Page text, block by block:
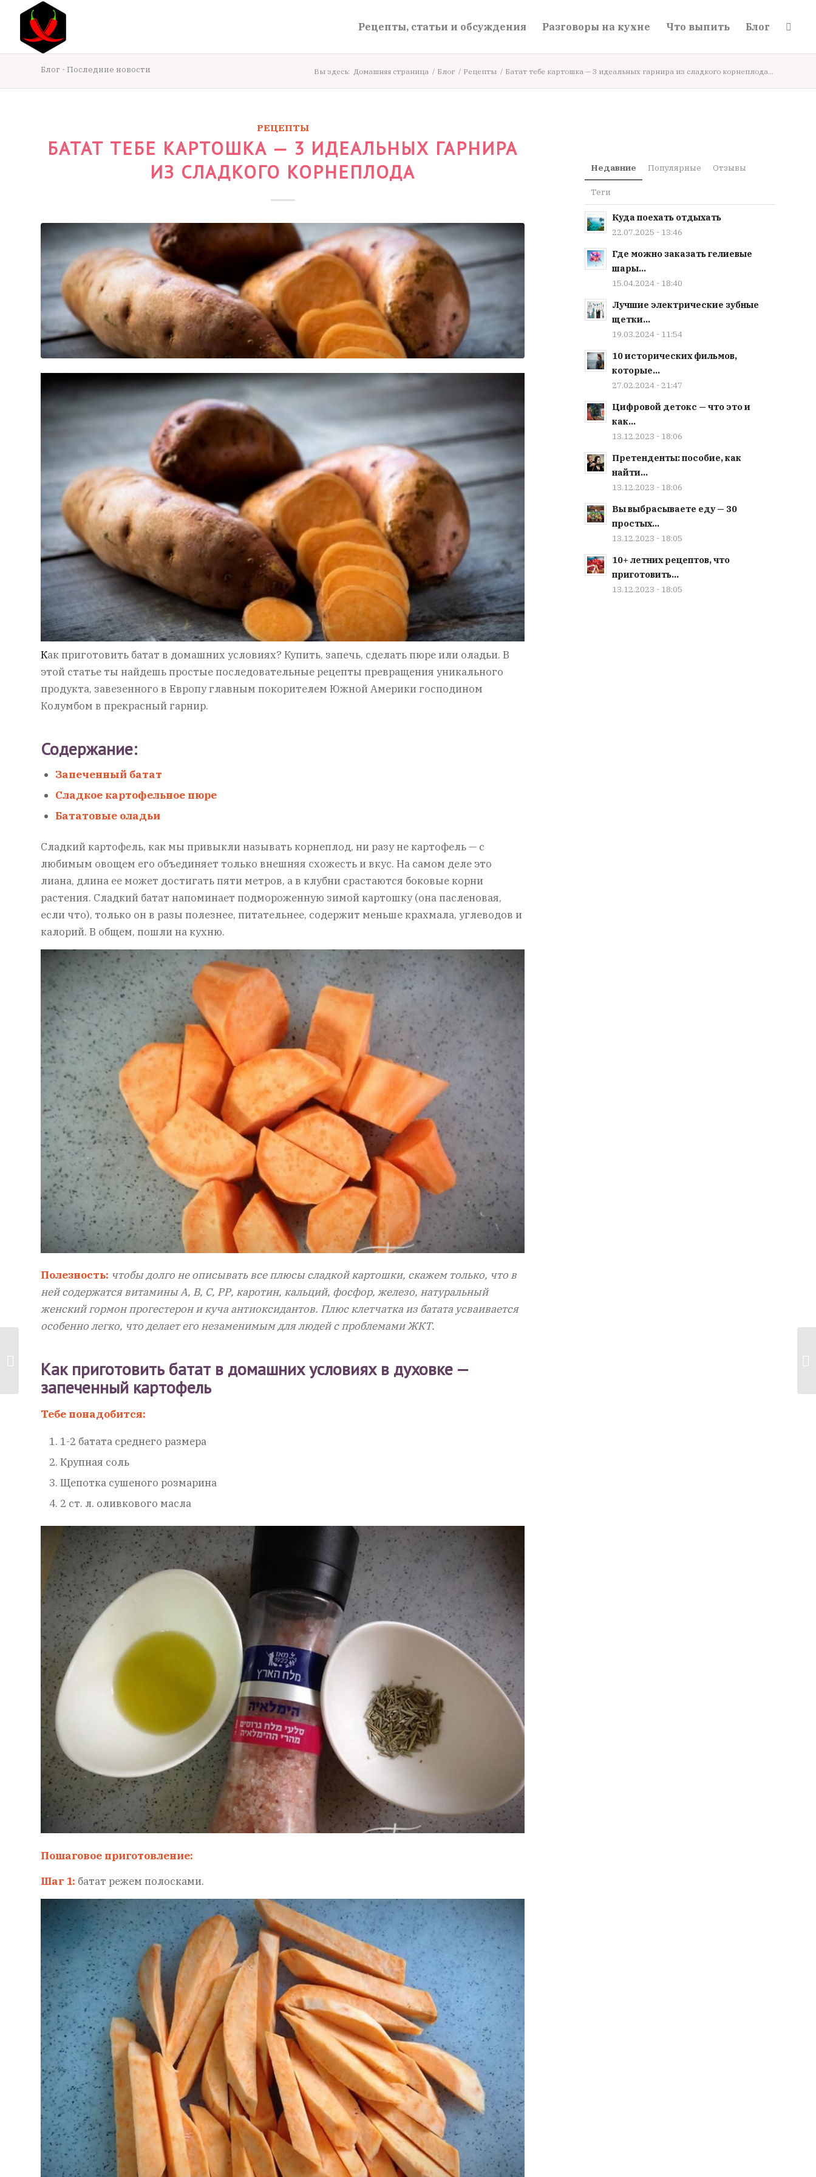
Рецепты, статьи и обсуждения Разговоры на кухне Что выпить Блог
Блог - Последние новости Вы здесь: Домашняя страница / Блог / Рецепты / Батат тебе картошка — 3 идеальных гарнира из сладкого корнеплода...
РЕЦЕПТЫ
БАТАТ ТЕБЕ КАРТОШКА — 3 ИДЕАЛЬНЫХ ГАРНИРА
ИЗ СЛАДКОГО КОРНЕПЛОДА
Как приготовить батат в домашних условиях? Купить, запечь, сделать пюре или оладьи. В
этой статье ты найдешь простые последовательные рецепты превращения уникального
продукта, завезенного в Европу главным покорителем Южной Америки господином
Колумбом в прекрасный гарнир.
Содержание:
Запеченный батат
Сладкое картофельное пюре
Бататовые оладьи
Сладкий картофель, как мы привыкли называть корнеплод, ни разу не картофель — с
любимым овощем его объединяет только внешняя схожесть и вкус. На самом деле это
лиана, длина ее может достигать пяти метров, а в клубни срастаются боковые корни
растения. Сладкий батат напоминает подмороженную зимой картошку (она пасленовая,
если что), только он в разы полезнее, питательнее, содержит меньше крахмала, углеводов и
калорий. В общем, пошли на кухню.
Полезность: чтобы долго не описывать все плюсы сладкой картошки, скажем только, что в
ней содержатся витамины А, В, С, РР, каротин, кальций, фосфор, железо, натуральный
женский гормон прогестерон и куча антиоксидантов. Плюс клетчатка из батата усваивается
особенно легко, что делает его незаменимым для людей с проблемами ЖКТ.
Как приготовить батат в домашних условиях в духовке —
запеченный картофель
Тебе понадобится:
1-2 батата среднего размера
Крупная соль
Щепотка сушеного розмарина
2 ст. л. оливкового масла
Пошаговое приготовление:
Шаг 1: батат режем полосками.
Недавние Популярные Отзывы
Теги
Куда поехать отдыхать
22.07.2025 - 13:46
Где можно заказать гелиевые
шары...
15.04.2024 - 18:40
Лучшие электрические зубные
щетки...
19.03.2024 - 11:54
10 исторических фильмов,
которые...
27.02.2024 - 21:47
Цифровой детокс — что это и
как...
13.12.2023 - 18:06
Претенденты: пособие, как
найти...
13.12.2023 - 18:06
Вы выбрасываете еду — 30
простых...
13.12.2023 - 18:05
10+ летних рецептов, что
приготовить...
13.12.2023 - 18:05
кексы — простой
рецепт...